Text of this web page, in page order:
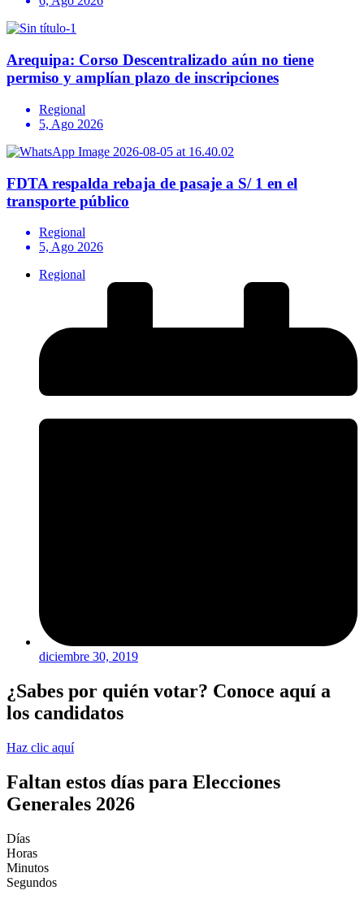
Arequipa: Corso Descentralizado aún no tiene
permiso y amplían plazo de inscripciones
Regional
5, Ago 2026
FDTA respalda rebaja de pasaje a S/ 1 en el
transporte público
Regional
5, Ago 2026
Regional
diciembre 30, 2019
¿Sabes por quién votar? Conoce aquí a
los candidatos
Haz clic aquí
Faltan estos días para Elecciones
Generales 2026
Días
Horas
Minutos
Segundos